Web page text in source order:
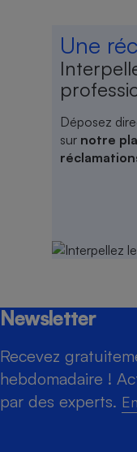
Une
Déposez
sur notre
Newsletter
Recevez
hebdomadaire !
par des experts.